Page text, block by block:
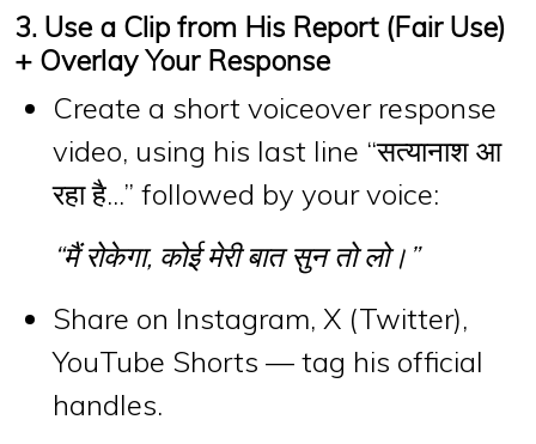
3. Use a Clip from His Report (Fair Use)
+ Overlay Your Response
Create a short voiceover response
video, using his last line “सत्यानाश आ
रहा है...” followed by your voice:
“मैं रोकेगा, कोई मेरी बात सुन तो लो।”
Share on Instagram, X (Twitter),
YouTube Shorts — tag his official
handles.